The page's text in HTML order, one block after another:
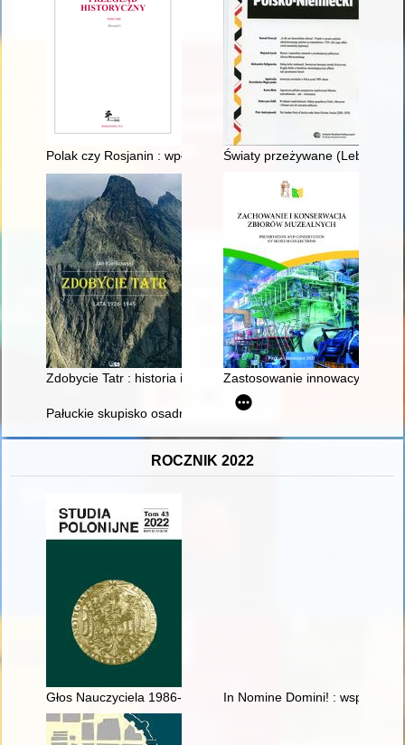
Polak czy Rosjanin : wpływ służby Polaków w carskim
Światy przeżywane
Zdobycie Tatr : historia i kronika taternictwa. T. 3,
Zastosowanie innowacyjnej
Pałuckie skupisko osadnicze z końca starszego i początku
ROCZNIK 2022
Głos Nauczyciela 1986-2015 - recenzja]In Nomine Domini! :